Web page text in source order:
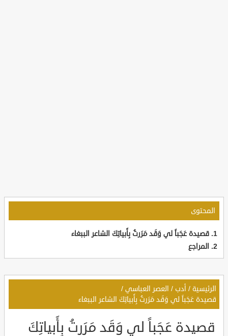
المحتوى
قصيدة عَجَباً لي وَقَد مَرَرتُ بِأَبياتِكَ الشاعر الببغاء
المراجع
الرئيسية / أدب / العصر العباسي /
قصيدة عَجَباً لي وَقَد مَرَرتُ بِأَبياتِكَ الشاعر الببغاء
قصيدة عَجَباً لي وَقَد مَرَرتُ بِأَبياتِكَ